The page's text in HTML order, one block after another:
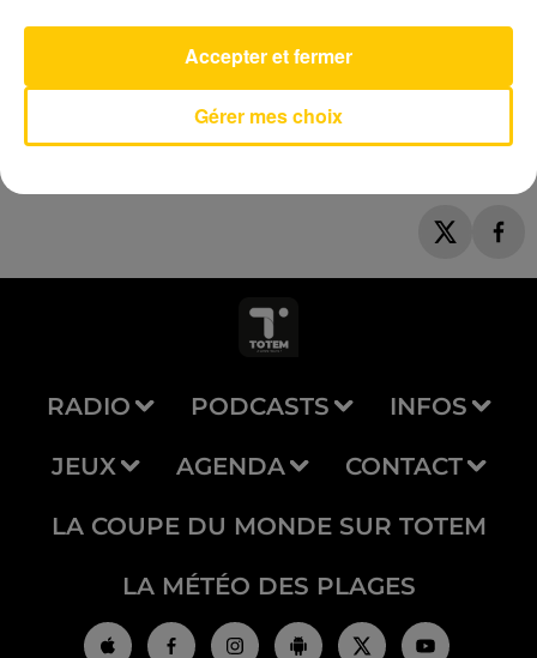
MYLENE FARMER
RADIO PODCASTS INFOS
JEUX AGENDA CONTACT
LA COUPE DU MONDE SUR TOTEM
LA MÉTÉO DES PLAGES
Gérer mes choix
Accepter et fermer